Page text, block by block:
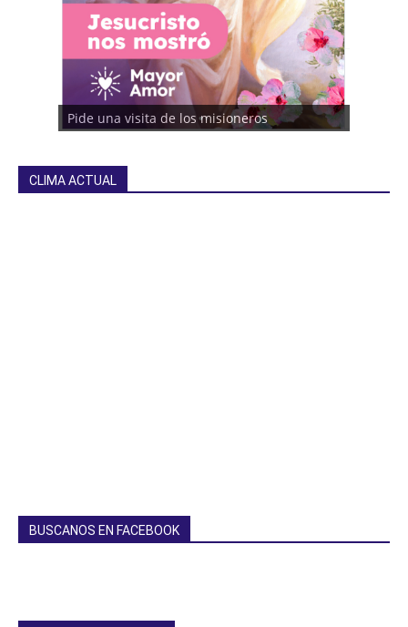
Pide una visita de los misioneros
CLIMA ACTUAL
BUSCANOS EN FACEBOOK